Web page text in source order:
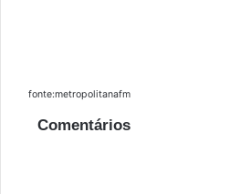
fonte:metropolitanafm
Comentários